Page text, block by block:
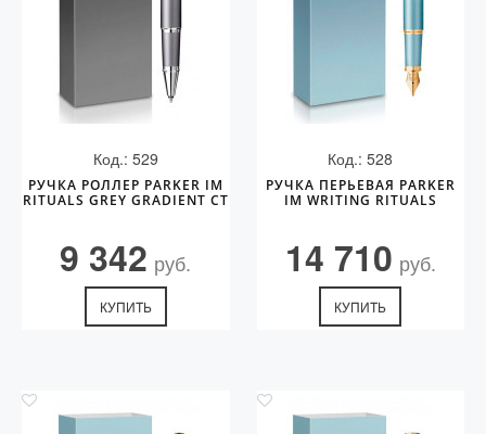
Код.: 529
РУЧКА РОЛЛЕР PARKER IM
RITUALS GREY GRADIENT CT
9 342 руб.
КУПИТЬ
Код.: 528
РУЧКА ПЕРЬЕВАЯ PARKER
IM WRITING RITUALS
14 710 руб.
КУПИТЬ